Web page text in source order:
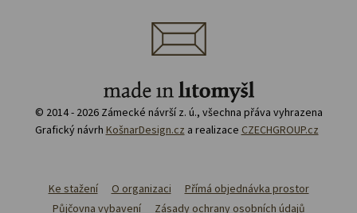
© 2014 - 2026 Zámecké návrší z. ú., všechna přáva vyhrazena
Grafický návrh KošnarDesign.cz a realizace CZECHGROUP.cz
Ke stažení O organizaci
Přímá objednávka prostor
Půjčovna vybavení
Zásady ochrany osobních údajů